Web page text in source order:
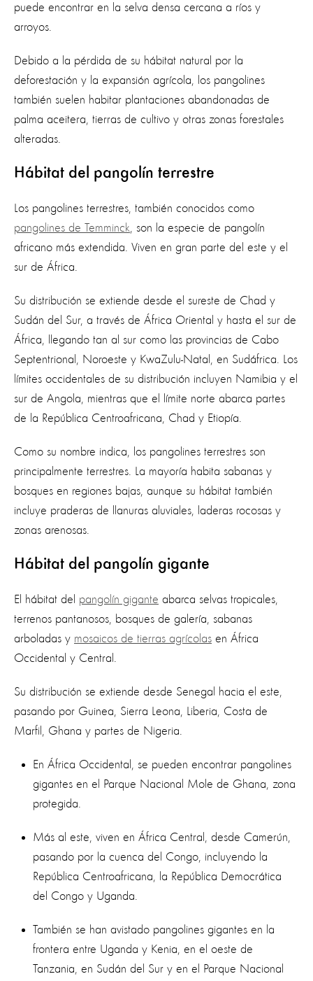
puede encontrar en la selva densa cercana a ríos y
arroyos.
Debido a la pérdida de su hábitat natural por la
deforestación y la expansión agrícola, los pangolines
también suelen habitar plantaciones abandonadas de
palma aceitera, tierras de cultivo y otras zonas forestales
alteradas.
Hábitat del pangolín terrestre
Los pangolines terrestres, también conocidos como
pangolines de Temminck, son la especie de pangolín
africano más extendida. Viven en gran parte del este y el
sur de África.
Su distribución se extiende desde el sureste de Chad y
Sudán del Sur, a través de África Oriental y hasta el sur de
África, llegando tan al sur como las provincias de Cabo
Septentrional, Noroeste y KwaZulu-Natal, en Sudáfrica. Los
límites occidentales de su distribución incluyen Namibia y el
sur de Angola, mientras que el límite norte abarca partes
de la República Centroafricana, Chad y Etiopía.
Como su nombre indica, los pangolines terrestres son
principalmente terrestres. La mayoría habita sabanas y
bosques en regiones bajas, aunque su hábitat también
incluye praderas de llanuras aluviales, laderas rocosas y
zonas arenosas.
Hábitat del pangolín gigante
El hábitat del pangolín gigante abarca selvas tropicales,
terrenos pantanosos, bosques de galería, sabanas
arboladas y mosaicos de tierras agrícolas en África
Occidental y Central.
Su distribución se extiende desde Senegal hacia el este,
pasando por Guinea, Sierra Leona, Liberia, Costa de
Marfil, Ghana y partes de Nigeria.
En África Occidental, se pueden encontrar pangolines
gigantes en el Parque Nacional Mole de Ghana, zona
protegida.
Más al este, viven en África Central, desde Camerún,
pasando por la cuenca del Congo, incluyendo la
República Centroafricana, la República Democrática
del Congo y Uganda.
También se han avistado pangolines gigantes en la
frontera entre Uganda y Kenia, en el oeste de
Tanzania, en Sudán del Sur y en el Parque Nacional